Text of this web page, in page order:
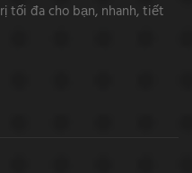
tối đa cho bạn, nhanh, tiết